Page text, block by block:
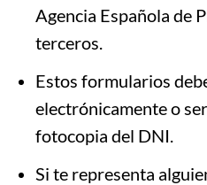
Agencia Española de
terceros.
Estos formularios
electrónicamente o
fotocopia del DNI.
Si te representa